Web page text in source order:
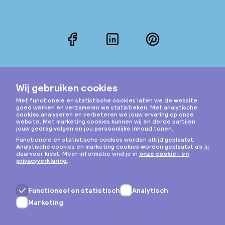
FacebookLinkedInPinterest
Instagram
Privacy & cookies
Algemene voorwaarden